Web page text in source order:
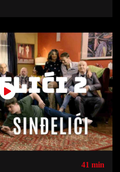
41 min